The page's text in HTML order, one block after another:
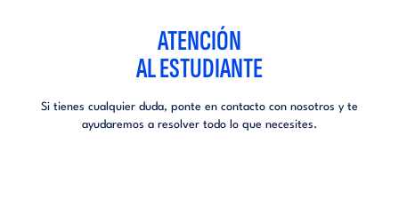
ATENCIÓN
AL ESTUDIANTE
Si tienes cualquier duda, ponte en contacto con nosotros y te
ayudaremos a resolver todo lo que necesites.